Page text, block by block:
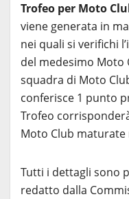
Trofeo per Moto
viene generata in
nei quali si verifichi
del medesimo Moto
squadra di Moto
conferisce 1 punto
Trofeo
Moto Club maturate
Tutti i dettagli sono
redatto dalla